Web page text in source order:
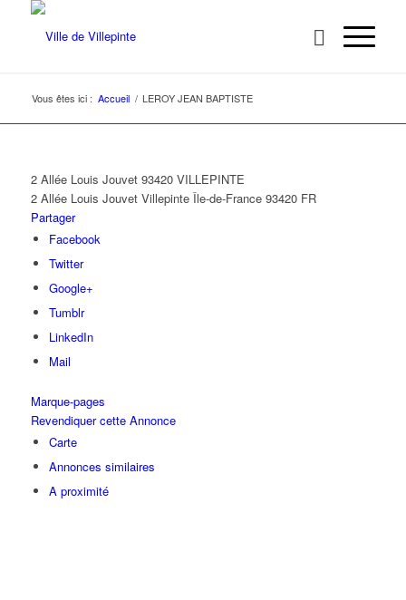
Vous êtes ici : Accueil / LEROY JEAN BAPTISTE
2 Allée Louis Jouvet 93420 VILLEPINTE
2 Allée Louis Jouvet Villepinte Île-de-France 93420 FR
Partager
Facebook
Twitter
Google+
Tumblr
LinkedIn
Mail
Marque-pages
Revendiquer cette Annonce
Carte
Annonces similaires
A proximité